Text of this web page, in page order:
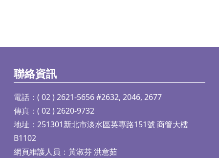
聯絡資訊
電話：( 02 ) 2621-5656 #2632, 2046, 2677
傳真：( 02 ) 2620-9732
地址：251301新北市淡水區英專路151號 商管大樓
B1102
網頁維護人員：黃淑芬 洪意茹